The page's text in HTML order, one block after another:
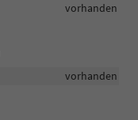
vorhanden
vorhanden